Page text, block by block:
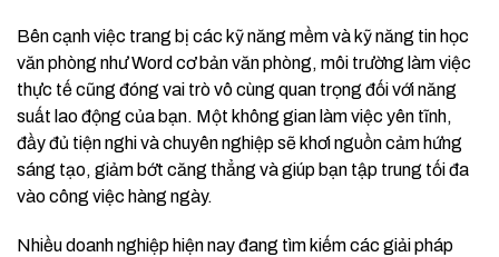
Bên cạnh việc trang bị các kỹ năng mềm và kỹ năng tin học
văn phòng như Word cơ bản văn phòng, môi trường làm việc
thực tế cũng đóng vai trò vô cùng quan trọng đối với năng
suất lao động của bạn. Một không gian làm việc yên tĩnh,
đầy đủ tiện nghi và chuyên nghiệp sẽ khơi nguồn cảm hứng
sáng tạo, giảm bớt căng thẳng và giúp bạn tập trung tối đa
vào công việc hàng ngày.
Nhiều doanh nghiệp hiện nay đang tìm kiếm các giải pháp